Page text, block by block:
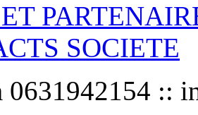
SOCIETE
0631942154 ::